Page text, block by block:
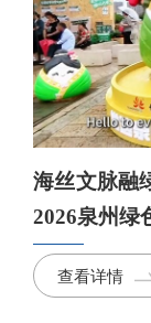
海丝文脉融
2026泉州绿
查看详情